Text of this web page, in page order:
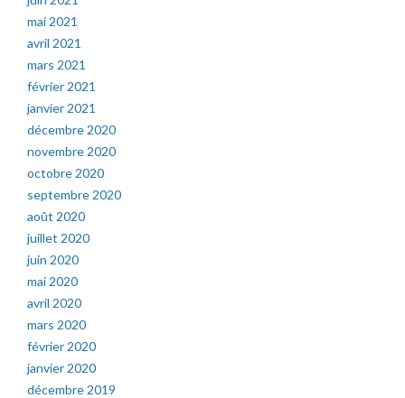
mai 2021
avril 2021
mars 2021
février 2021
janvier 2021
décembre 2020
novembre 2020
octobre 2020
septembre 2020
août 2020
juillet 2020
juin 2020
mai 2020
avril 2020
mars 2020
février 2020
janvier 2020
décembre 2019